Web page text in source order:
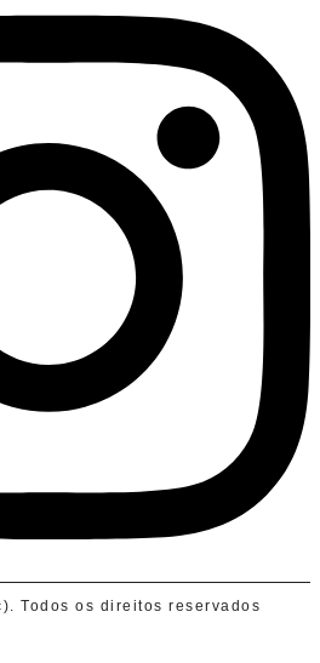
Todos os direitos reservados